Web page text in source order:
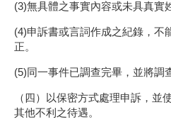
(3)無具體之事實內容或未具真實
(4)申訴書或言詞作成之紀錄，不
正。
(5)同一事件已調查完畢，並將調
（四）以保密方式處理申訴，並
其他不利之待遇。